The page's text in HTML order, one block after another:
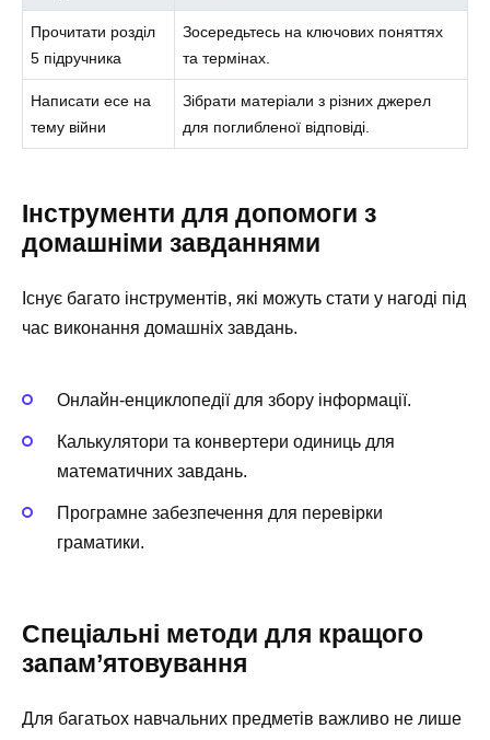
Прочитати розділ
5 підручника
Зосередьтесь на ключових поняттях
та термінах.
Написати есе на
тему війни
Зібрати матеріали з різних джерел
для поглибленої відповіді.
Інструменти для допомоги з
домашніми завданнями
Існує багато інструментів, які можуть стати у нагоді під
час виконання домашніх завдань.
Онлайн-енциклопедії для збору інформації.
Калькулятори та конвертери одиниць для
математичних завдань.
Програмне забезпечення для перевірки
граматики.
Спеціальні методи для кращого
запам’ятовування
Для багатьох навчальних предметів важливо не лише